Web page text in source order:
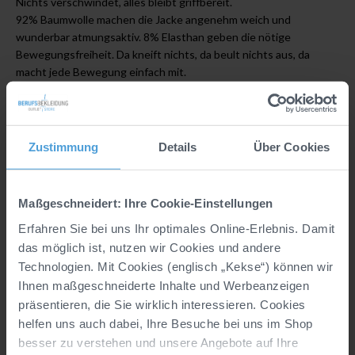
Zustimmung Details Über Cookies
Maßgeschneidert: Ihre Cookie-Einstellungen
Erfahren Sie bei uns Ihr optimales Online-Erlebnis. Damit
das möglich ist, nutzen wir Cookies und andere
Technologien. Mit Cookies (englisch „Kekse“) können wir
Ihnen maßgeschneiderte Inhalte und Werbeanzeigen
präsentieren, die Sie wirklich interessieren. Cookies
helfen uns auch dabei, Ihre Besuche bei uns im Shop
besser zu verstehen und unsere Angebote auf Ihre
92% Baumwolle machen die Jacke angenehm weich und
wunderbar atmungsaktiv. 8% Elasthan geben die nötige
Bewegungsfreiheit. Da kneift nichts, da beult nichts aus, da
macht jede Bewegung einfach mit.
immer zur Stelle. Leicht, praktisch und absolut zuverlässig.
Details
Hersteller:CLINIC & JOB DRESS GmbH, Marke
Bramsche, info@clinicdress.de
Material:92% Baumwolle/8% Elasthan (Sweat,
Stretch)
Industriewäsche geeignet nach EN ISO 15797:
Nein